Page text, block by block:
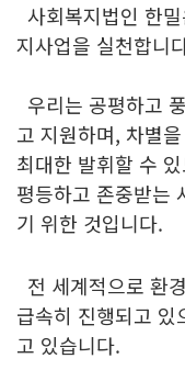
사회복지법인 한
지사업을 실천합니
우리는 공평하고
고 지원하며, 차별
최대한 발휘할 수
평등하고 존중받는
기 위한 것입니다.
전 세계적으로 환
급속히 진행되고 있
고 있습니다.